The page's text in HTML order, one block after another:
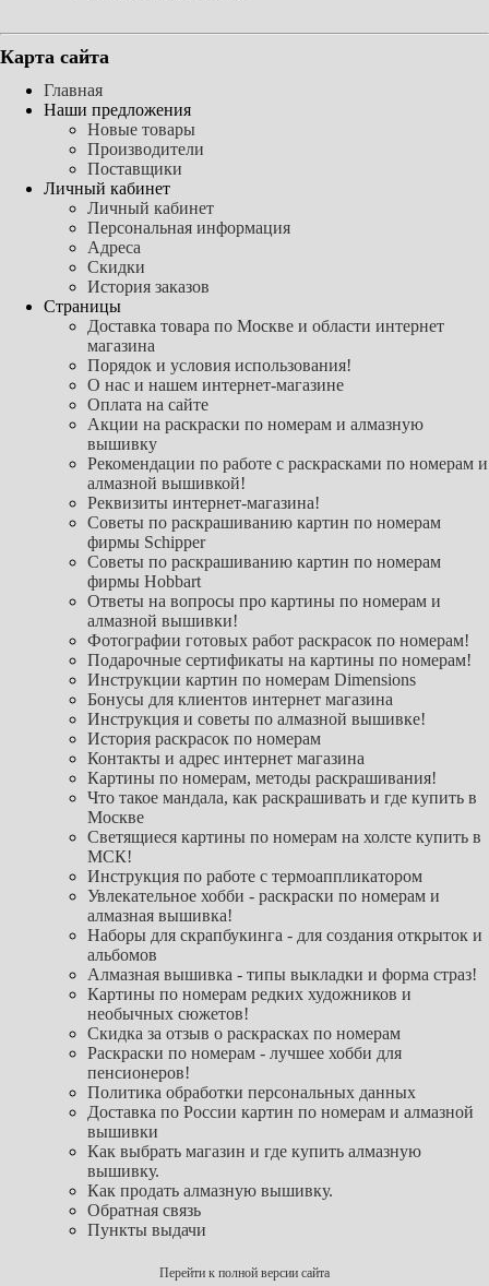
Карта сайта
Главная
Наши предложения
Новые товары
Производители
Поставщики
Личный кабинет
Личный кабинет
Персональная информация
Адреса
Скидки
История заказов
Страницы
Доставка товара по Москве и области интернет
магазина
Порядок и условия использования!
О нас и нашем интернет-магазине
Оплата на сайте
Акции на раскраски по номерам и алмазную
вышивку
Рекомендации по работе с раскрасками по номерам и
алмазной вышивкой!
Реквизиты интернет-магазина!
Советы по раскрашиванию картин по номерам
фирмы Schipper
Советы по раскрашиванию картин по номерам
фирмы Hobbart
Ответы на вопросы про картины по номерам и
алмазной вышивки!
Фотографии готовых работ раскрасок по номерам!
Подарочные сертификаты на картины по номерам!
Инструкции картин по номерам Dimensions
Бонусы для клиентов интернет магазина
Инструкция и советы по алмазной вышивке!
История раскрасок по номерам
Контакты и адрес интернет магазина
Картины по номерам, методы раскрашивания!
Что такое мандала, как раскрашивать и где купить в
Москве
Светящиеся картины по номерам на холсте купить в
МСК!
Инструкция по работе с термоаппликатором
Увлекательное хобби - раскраски по номерам и
алмазная вышивка!
Наборы для скрапбукинга - для создания открыток и
альбомов
Алмазная вышивка - типы выкладки и форма страз!
Картины по номерам редких художников и
необычных сюжетов!
Скидка за отзыв о раскрасках по номерам
Раскраски по номерам - лучшее хобби для
пенсионеров!
Политика обработки персональных данных
Доставка по России картин по номерам и алмазной
вышивки
Как выбрать магазин и где купить алмазную
вышивку.
Как продать алмазную вышивку.
Обратная связь
Пункты выдачи
Перейти к полной версии сайта